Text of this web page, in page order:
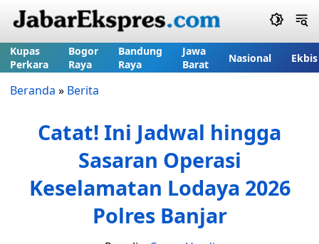
Kupas
Perkara
Bogor
Raya
Bandung
Raya
Jawa
Barat
Nasional Ekbis
Beranda » Berita
Catat! Ini Jadwal hingga
Sasaran Operasi
Keselamatan Lodaya 2026
Polres Banjar